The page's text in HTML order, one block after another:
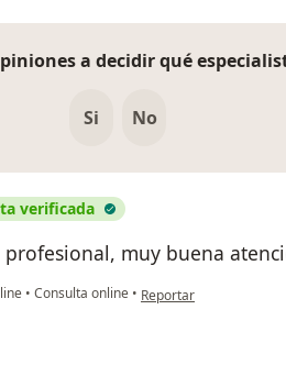
a decidir qué
Si No
verificada
profesional, muy buena
• Consulta online • en opinión del usuario
Reportar